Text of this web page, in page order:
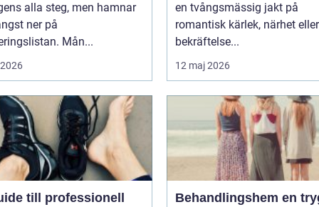
alla steg, men hamnar
ner på
Mån...
en tvångsmässig jakt på
romantisk kärlek, närhet eller
bekräftelse...
12 maj 2026
till professionell
Behandlingshem en trygg